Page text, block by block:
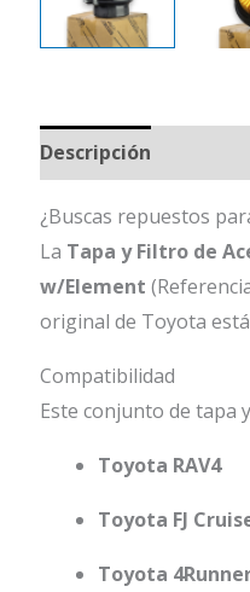
Descripción
¿Buscas repuestos
La Tapa y Filtro de
w/Element
original de Toyota
Compatibilidad
Este conjunto de tapa
Toyota RAV4
Toyota FJ
Toyota